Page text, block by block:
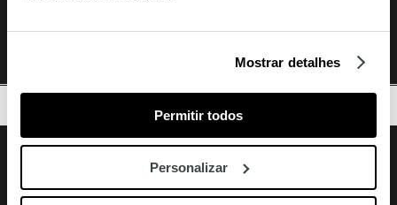
Mostrar detalhes
Permitir todos
Personalizar
Supermercado Auchan
Siga-nos FacebookInstagramYoutube
Amoreiras